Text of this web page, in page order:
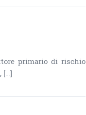
primario di rischio
[…]